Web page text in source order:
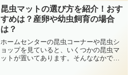
よく売られています。値段などを考える
と、産卵や幼虫飼育は...
昆虫マットの選び方を紹介！おす
すめは？産卵や幼虫飼育の場合
は？
ホームセンターの昆虫コーナーや昆虫シ
ョップを見ていると、いくつかの昆虫マ
ットが置いてあります。そんななかで、